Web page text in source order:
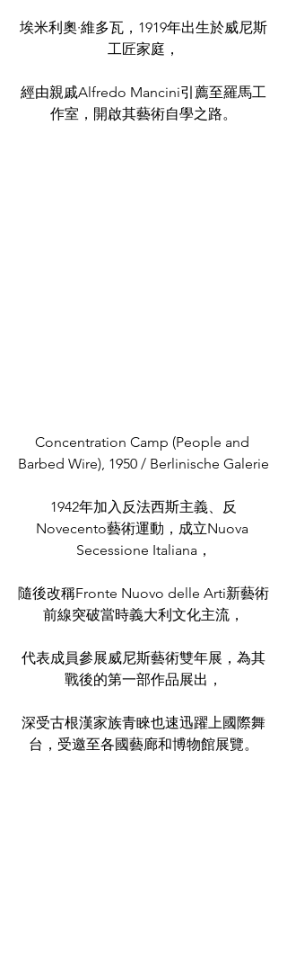
埃米利奧·維多瓦，1919年出生於威尼斯
工匠家庭，
經由親戚Alfredo Mancini引薦至羅馬工
作室，開啟其藝術自學之路。
Concentration Camp (People and
Barbed Wire), 1950 / Berlinische Galerie
1942年加入反法西斯主義、反
Novecento藝術運動，成立Nuova
Secessione Italiana，
隨後改稱Fronte Nuovo delle Arti新藝術
前線突破當時義大利文化主流，
代表成員參展威尼斯藝術雙年展，為其
戰後的第一部作品展出，
深受古根漢家族青睞也速迅躍上國際舞
台，受邀至各國藝廊和博物館展覽。